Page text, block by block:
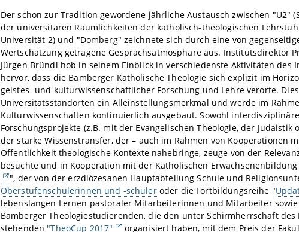
Der schon zur Tradition gewordene jährliche Austausch zwischen "U2"
der universitären Räumlichkeiten der katholisch-theologischen
Universität 2) und "Domberg" zeichnete sich durch eine von
Wertschätzung getragene Gesprächsatmosphäre aus. Institutsdirektor
Jürgen Bründl hob in seinem Einblick in verschiedenste Aktivitäten des
hervor, dass die Bamberger Katholische Theologie sich explizit im
geistes- und kulturwissenschaftlicher Forschung und Lehre verorte.
Universitätsstandorten ein Alleinstellungsmerkmal und werde im
Kulturwissenschaften kontinuierlich ausgebaut. Sowohl
Forschungsprojekte (z.B. mit der Evangelischen Theologie, der
der starke Wissenstransfer, der – auch im Rahmen von Kooperationen
Öffentlichkeit theologische Kontexte nahebringe, zeuge von der
besuchte und in Kooperation mit der Katholischen
", der von der erzdiözesanen Hauptabteilung Schule und
Oberstufenschülerinnen und -schüleroder die Fortbildungsreihe "
lebenslangen Lernen pastoraler Mitarbeiterinnen und Mitarbeiter
Bamberger Theologiestudierenden, die den unter Schirmherrschaft
stehenden "TheoCup 2017"
organisiert haben, mit dem Preis der